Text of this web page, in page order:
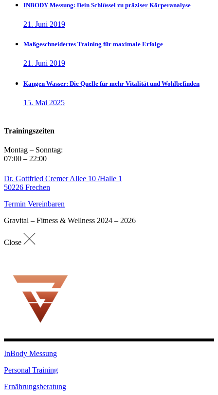
INBODY Messung: Dein Schlüssel zu präziser Körperanalyse
21. Juni 2019
Maßgeschneidertes Training für maximale Erfolge
21. Juni 2019
Kangen Wasser: Die Quelle für mehr Vitalität und Wohlbefinden
15. Mai 2025
Trainingszeiten
Montag – Sonntag:
07:00 – 22:00
Dr. Gottfried Cremer Allee 10 /Halle 1
50226 Frechen
Termin Vereinbaren
Gravital – Fitness & Wellness 2024 – 2026
Close
InBody Messung
Personal Training
Ernährungsberatung